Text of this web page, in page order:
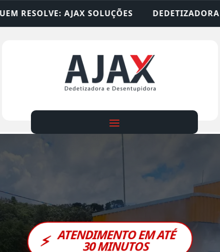
DEDETIZADORA • DESENTUPIDORA •
⚡ ATENDIMENTO EM ATÉ
30 MINUTOS